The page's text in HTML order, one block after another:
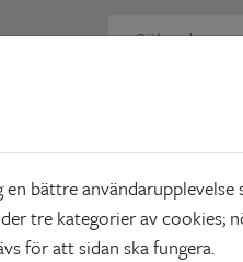
bättre användarupplevelse
tre kategorier av cookies;
för att sidan ska fungera.